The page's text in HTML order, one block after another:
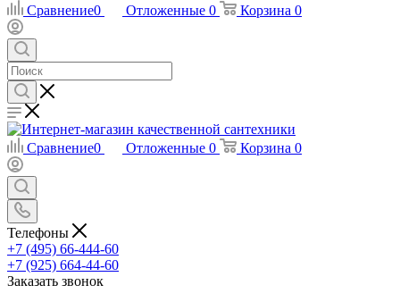
Сравнение0 Отложенные 0 Корзина 0
Сравнение0 Отложенные 0 Корзина 0
Телефоны
+7 (495) 66-444-60
+7 (925) 664-44-60
Заказать звонок